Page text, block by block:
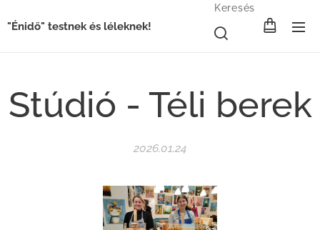
"Énidő" testnek és léleknek!
Keresés
Stúdió - Téli berek
2026.01.24